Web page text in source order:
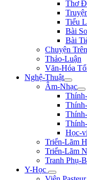
Thơ
Tiểu
Bài
Bài
Chuyện
Thảo-Luận
Văn-Hóa
Nghệ-Thuật
Âm-Nhạc
Học-
Triển-Lãm
Triển-Lãm
Tranh Phụ-
Y-Học